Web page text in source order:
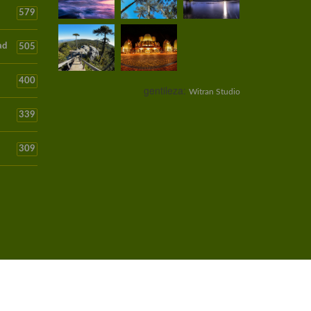
579
505
400
339
309
gentileza: Witran Studio